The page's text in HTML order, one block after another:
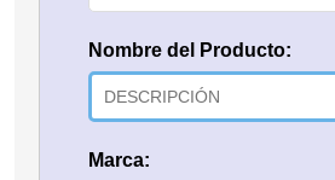
Nombre del Producto:
Marca: